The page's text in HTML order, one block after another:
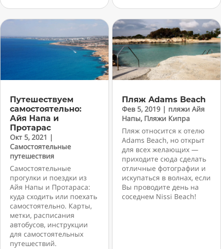
Путешествуем
самостоятельно:
Айя Напа и
Протарас
Окт 5, 2021 |
Самостоятельные
путешествия
Самостоятельные
прогулки и поездки из
Айя Напы и Протараса:
куда сходить или поехать
самостоятельно. Карты,
метки, расписания
автобусов, инструкции
для самостоятельных
путешествий.
Пляж Adams Beach
Фев 5, 2019 | пляжи Айя
Напы, Пляжи Кипра
Пляж относится к отелю
Adams Beach, но открыт
для всех желающих —
приходите сюда сделать
отличные фотографии и
искупаться в волнах, если
Вы проводите день на
соседнем Nissi Beach!